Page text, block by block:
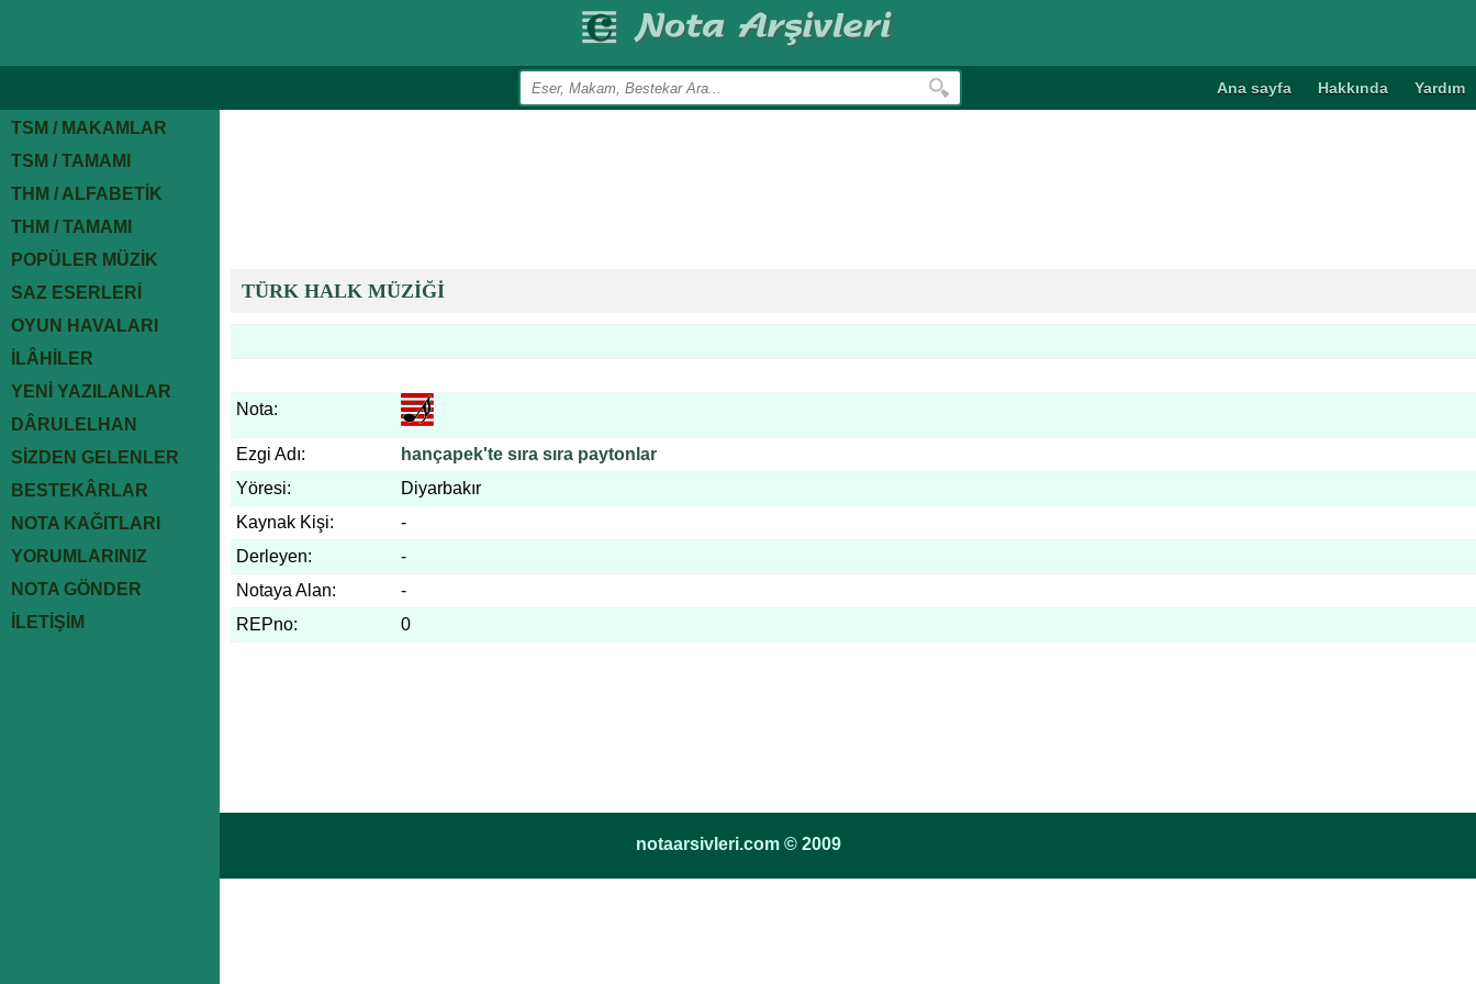
Ana sayfa Hakkında Yardım
TSM / MAKAMLAR
TSM / TAMAMI
THM / ALFABETİK
THM / TAMAMI
POPÜLER MÜZİK
SAZ ESERLERİ
OYUN HAVALARI
İLÂHİLER
YENİ YAZILANLAR
DÂRULELHAN
SİZDEN GELENLER
BESTEKÂRLAR
NOTA KAĞITLARI
YORUMLARINIZ
NOTA GÖNDER
İLETİŞİM
TÜRK HALK MÜZİĞİ
Nota:
Ezgi Adı:
hançapek'te sıra sıra paytonlar
Yöresi:
Diyarbakır
Kaynak Kişi:
-
Derleyen:
-
Notaya Alan:
-
REPno:
0
notaarsivleri.com © 2009